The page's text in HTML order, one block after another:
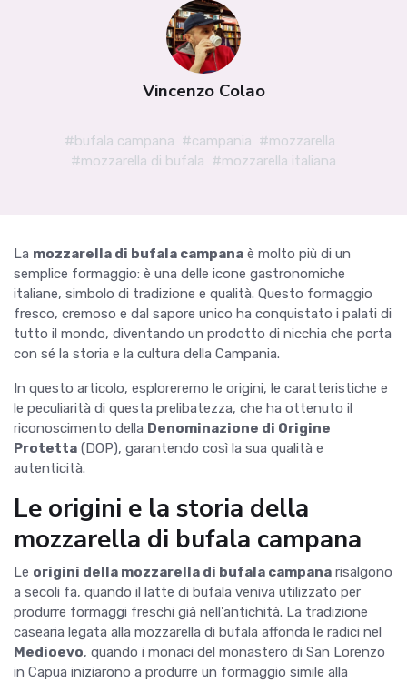
Vincenzo Colao
#bufala campana #campania #mozzarella
#mozzarella di bufala #mozzarella italiana
La mozzarella di bufala campana è molto più di un
semplice formaggio: è una delle icone gastronomiche
italiane, simbolo di tradizione e qualità. Questo formaggio
fresco, cremoso e dal sapore unico ha conquistato i palati di
tutto il mondo, diventando un prodotto di nicchia che porta
con sé la storia e la cultura della Campania.
In questo articolo, esploreremo le origini, le caratteristiche e
le peculiarità di questa prelibatezza, che ha ottenuto il
riconoscimento della Denominazione di Origine
Protetta (DOP), garantendo così la sua qualità e
autenticità.
Le origini e la storia della
mozzarella di bufala campana
Le origini della mozzarella di bufala campana risalgono
a secoli fa, quando il latte di bufala veniva utilizzato per
produrre formaggi freschi già nell'antichità. La tradizione
casearia legata alla mozzarella di bufala affonda le radici nel
Medioevo, quando i monaci del monastero di San Lorenzo
in Capua iniziarono a produrre un formaggio simile alla